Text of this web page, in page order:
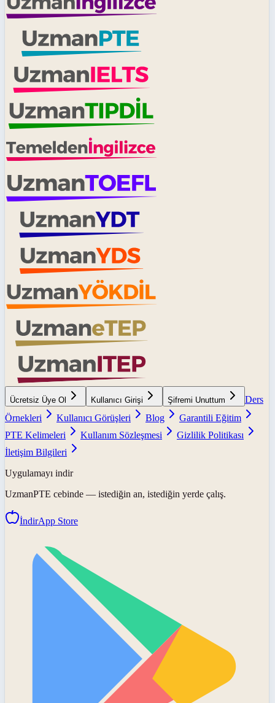
Ücretsiz Üye Ol Kullanıcı Girişi Şifremi Unuttum
Ders
Örnekleri
Kullanıcı Görüşleri Blog
Garantili Eğitim
PTE Kelimeleri
Kullanım Sözleşmesi
Gizlilik Politikası
İletişim Bilgileri
Uygulamayı indir
UzmanPTE cebinde — istediğin an, istediğin yerde çalış.
İndirApp Store